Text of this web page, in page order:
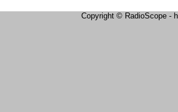
Copyright © RadioScope -